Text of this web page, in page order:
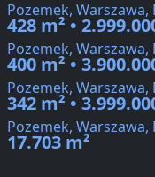
Pozemek, Warszawa,
428 m² •
Pozemek, Warszawa,
400 m² •
Pozemek, Warszawa,
342 m² •
Pozemek, Warszawa,
17.703 m²